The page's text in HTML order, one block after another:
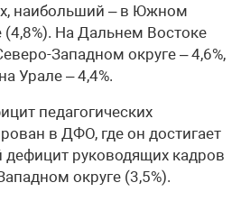
наибольший – в Южном
На Дальнем Востоке
Западном округе – 4,6%,
Урале – 4,4%.
педагогических
в ДФО, где он достигает
руководящих кадров
округе (3,5%).